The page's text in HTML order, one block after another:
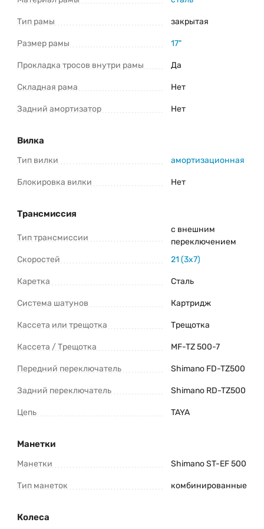
оставляют за собой право изменять внешний вид, характеристики и
комплектацию товара предварительно не уведомляя продавцов и
Тип рамы закрытая
Размер рамы 17"
Прокладка тросов внутри рамы Да
Складная рама Нет
Задний амортизатор Нет
Вилка
Тип вилки амортизационная
Блокировка вилки Нет
Трансмиссия
Тип трансмиссии
с внешним
переключением
Скоростей
21 (3x7)
Каретка Сталь
Система шатунов Картридж
Кассета или трещотка Трещотка
Кассета / Трещотка MF-TZ 500-7
Передний переключатель Shimano FD-TZ500
Задний переключатель Shimano RD-TZ500
Цепь TAYA
Манетки
Манетки Shimano ST-EF 500
Тип манеток комбинированные
Колеса